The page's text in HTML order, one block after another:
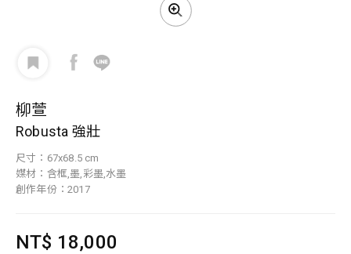
柳萱
Robusta 強壯
尺寸：67x68.5 cm
媒材：含框,墨,彩墨,水墨
創作年份：2017
NT$ 18,000